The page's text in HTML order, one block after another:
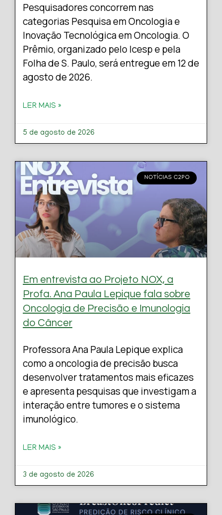
Pesquisadores concorrem nas
categorias Pesquisa em Oncologia e
Inovação Tecnológica em Oncologia. O
Prêmio, organizado pelo Icesp e pela
Folha de S. Paulo, será entregue em 12 de
agosto de 2026.
LER MAIS »
5 de agosto de 2026
NOTÍCIAS C2PO
Em entrevista ao Projeto NOX, a
Profa. Ana Paula Lepique fala sobre
Oncologia de Precisão e Imunologia
do Câncer
Professora Ana Paula Lepique explica
como a oncologia de precisão busca
desenvolver tratamentos mais eficazes
e apresenta pesquisas que investigam a
interação entre tumores e o sistema
imunológico.
LER MAIS »
3 de agosto de 2026